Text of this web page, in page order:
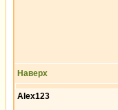
Наверх
Alex123